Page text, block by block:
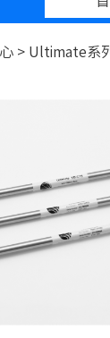
> Ultimate系